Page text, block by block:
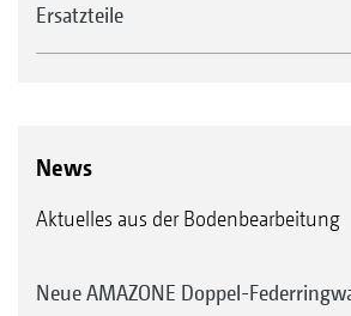
Ersatzteile
News
Aktuelles aus der Bodenbearbeitung
Neue AMAZONE Doppel-